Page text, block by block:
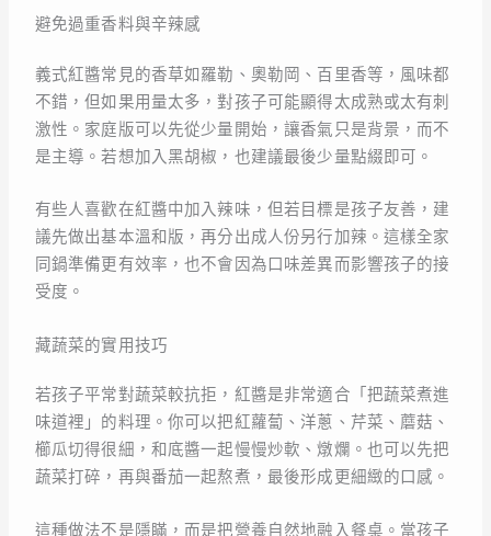
避免過重香料與辛辣感
義式紅醬常見的香草如羅勒、奧勒岡、百里香等，風味都
不錯，但如果用量太多，對孩子可能顯得太成熟或太有刺
激性。家庭版可以先從少量開始，讓香氣只是背景，而不
是主導。若想加入黑胡椒，也建議最後少量點綴即可。
有些人喜歡在紅醬中加入辣味，但若目標是孩子友善，建
議先做出基本溫和版，再分出成人份另行加辣。這樣全家
同鍋準備更有效率，也不會因為口味差異而影響孩子的接
受度。
藏蔬菜的實用技巧
若孩子平常對蔬菜較抗拒，紅醬是非常適合「把蔬菜煮進
味道裡」的料理。你可以把紅蘿蔔、洋蔥、芹菜、蘑菇、
櫛瓜切得很細，和底醬一起慢慢炒軟、燉爛。也可以先把
蔬菜打碎，再與番茄一起熬煮，最後形成更細緻的口感。
這種做法不是隱瞞，而是把營養自然地融入餐桌。當孩子